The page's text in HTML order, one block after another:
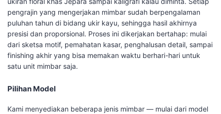
pengrajin yang mengerjakan mimbar sudah berpengalaman
puluhan tahun di bidang ukir kayu, sehingga hasil akhirnya
presisi dan proporsional. Proses ini dikerjakan bertahap: mulai
dari sketsa motif, pemahatan kasar, penghalusan detail, sampai
finishing akhir yang bisa memakan waktu berhari-hari untuk
satu unit mimbar saja.
Pilihan Model
Kami menyediakan beberapa jenis mimbar — mulai dari model